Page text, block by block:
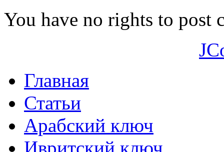
You have no rights to post
Главная
Статьи
Арабский ключ
Ивритский ключ